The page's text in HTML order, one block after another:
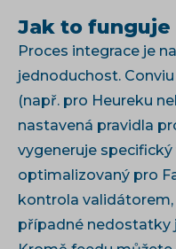
Jak to funguje
Proces integrace je
jednoduchost.
(např. pro Heureku
nastavená pravidla
vygeneruje
optimalizovaný pro
kontrola
případné nedostatky